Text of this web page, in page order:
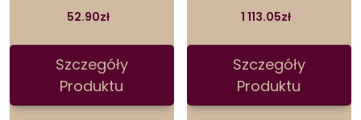
52.90zł
Szczegóły
Produktu
1 113.05zł
Szczegóły
Produktu